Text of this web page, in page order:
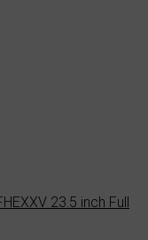
23.5 inch Full